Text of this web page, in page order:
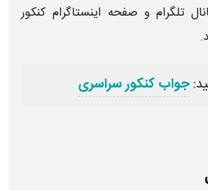
تلگرام و صفحه اینستاگرام کنکور
جواب کنکور سراسری